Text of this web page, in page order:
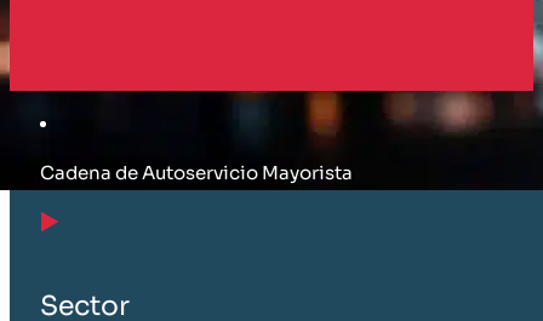
Cadena de Autoservicio Mayorista
Sector